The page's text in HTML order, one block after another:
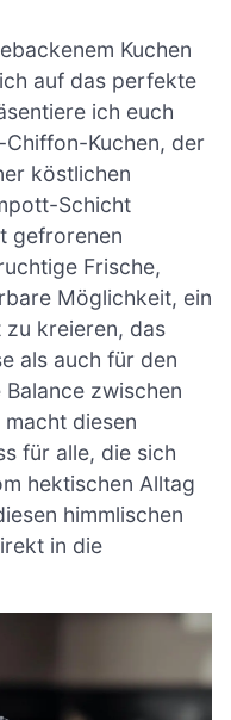
Kuchen
auf das perfekte
ich euch
Kuchen, der
köstlichen
Schicht
gefrorenen
Frische,
Möglichkeit, ein
zu kreieren, das
als auch für den
zwischen
diesen
für alle, die sich
hektischen Alltag
himmlischen
in die